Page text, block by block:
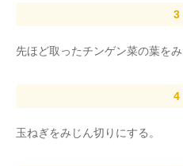
先ほど取ったチンゲン菜の葉をみ
玉ねぎをみじん切りにする。